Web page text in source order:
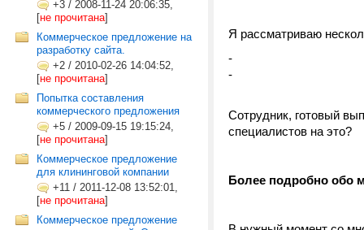
+3 / 2008-11-24 20:06:35,
[не прочитана]
Коммерческое предложение на
разработку сайта.
+2 / 2010-02-26 14:04:52,
[не прочитана]
Попытка составления
коммерческого предложения
+5 / 2009-09-15 19:15:24,
[не прочитана]
Коммерческое предложение
для клининговой компании
+11 / 2011-12-08 13:52:01,
[не прочитана]
Коммерческое предложение
Я рассматриваю
-
-
Сотрудник, готовый
специалистов на это?
Более подробно обо